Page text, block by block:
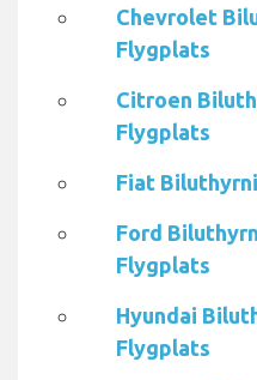
Chevrolet
Flygplats
Citroen
Flygplats
Fiat
Ford
Flygplats
Hyundai
Flygplats